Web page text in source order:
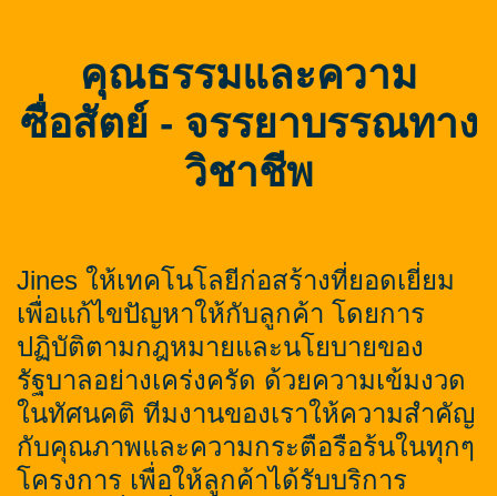
คุณธรรมและความ
ซื่อสัตย์ - จรรยาบรรณทาง
วิชาชีพ
Jines ให้เทคโนโลยีก่อสร้างที่ยอดเยี่ยม
เพื่อแก้ไขปัญหาให้กับลูกค้า โดยการ
ปฏิบัติตามกฎหมายและนโยบายของ
รัฐบาลอย่างเคร่งครัด ด้วยความเข้มงวด
ในทัศนคติ ทีมงานของเราให้ความสำคัญ
กับคุณภาพและความกระตือรือร้นในทุกๆ
โครงการ เพื่อให้ลูกค้าได้รับบริการ